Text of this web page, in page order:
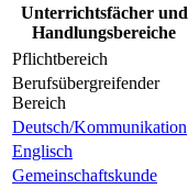
Unterrichtsfächer und
Handlungsbereiche
Pflichtbereich
Berufsübergreifender
Bereich
Deutsch/Kommunikation
Englisch
Gemeinschaftskunde